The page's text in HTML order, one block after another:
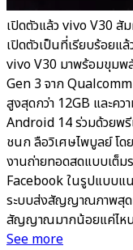
เปิดตัวแล้ว vivo V30 สั
เปิดตัวเป็นที่เรียบร้อยแ
vivo V30 มาพร้อมขุมพ
Gen 3 จาก
สูงสุดกว่า 12GB และค
Android 14 ร่วมด้วยพ
ชนก ลือวิเศษไพบูลย์ โด
งานถ่ายทอดสดแบบเต็ม
Facebook ในรูปแบบ
ระบบส่งสัญญาณภาพสุด
สัญญาณมากน้อยแค่ไหน
See more